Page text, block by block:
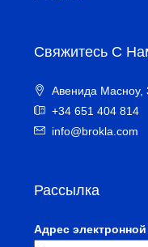
Свяжитесь С
Авенида Масноу,
+34 651 404 814
info@brokla.com
Рассылка
Адрес